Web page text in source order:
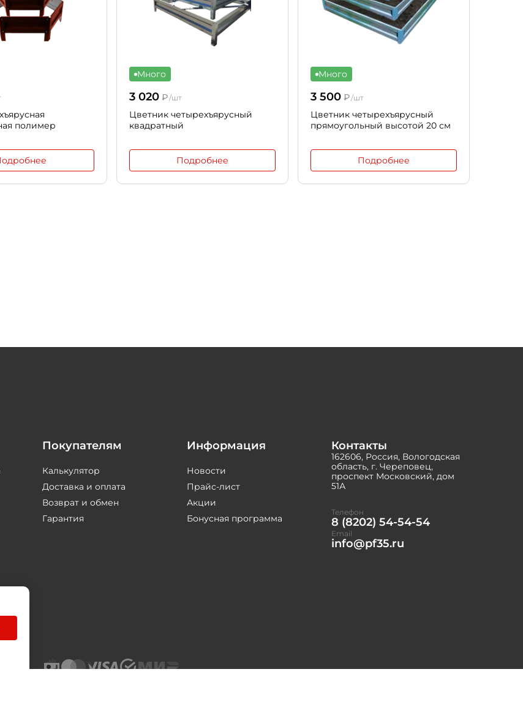
полимер
Много
3 020₽/шт
Цветник четырехъярусный
квадратный
Подробнее
Много
3 500₽/шт
Цветник четырехъярусный
прямоугольный высотой 20 см
Подробнее
Покупателям
Калькулятор
Доставка и оплата
Возврат и обмен
Гарантия
Информация
Новости
Прайс-лист
Акции
Бонусная программа
Контакты
162606, Россия, Вологодская
область, г. Череповец,
проспект Московский, дом
51А
Телефон
8 (8202) 54-54-54
Email
info@pf35.ru